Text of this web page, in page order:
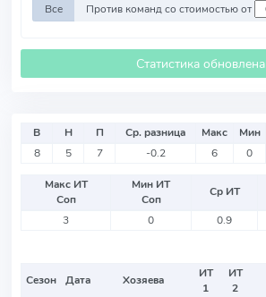
Все Против команд со стоимостью от
Статистика обновлена
В Н П Ср. разница Макс Мин
8
5 7 -0.2 6 0
Макс ИТ
Соп
Мин ИТ
Соп
Ср ИТ
3
0 0.9
Сезон Дата Хозяева
ИТ
1
ИТ
2